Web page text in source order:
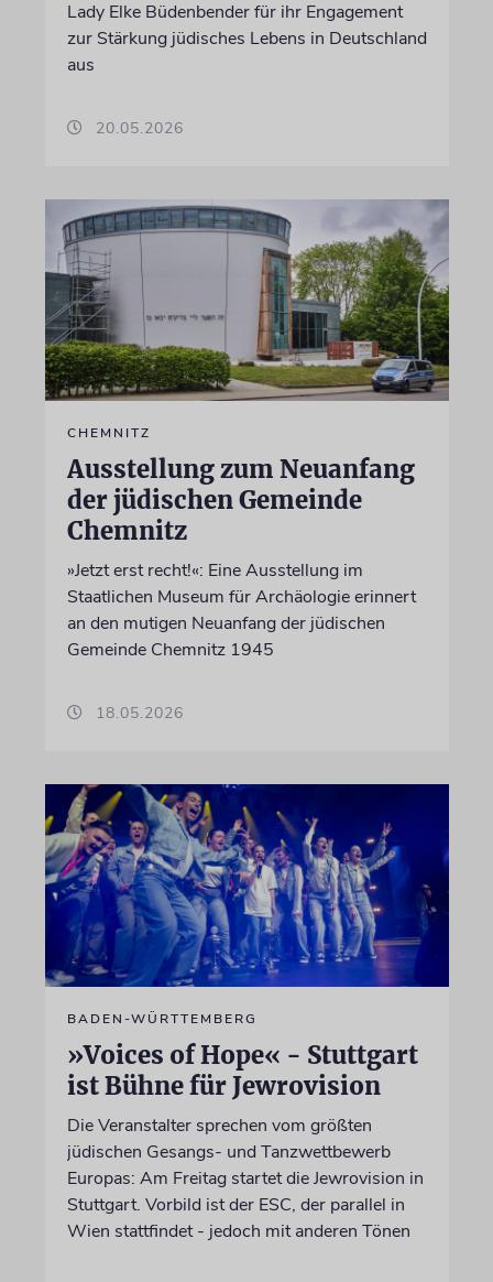
Lady Elke Büdenbender für ihr Engagement
zur Stärkung jüdisches Lebens in Deutschland
aus
20.05.2026
CHEMNITZ
Ausstellung zum Neuanfang
der jüdischen Gemeinde
Chemnitz
»Jetzt erst recht!«: Eine Ausstellung im
Staatlichen Museum für Archäologie erinnert
an den mutigen Neuanfang der jüdischen
Gemeinde Chemnitz 1945
18.05.2026
BADEN-WÜRTTEMBERG
»Voices of Hope« - Stuttgart
ist Bühne für Jewrovision
Die Veranstalter sprechen vom größten
jüdischen Gesangs- und Tanzwettbewerb
Europas: Am Freitag startet die Jewrovision in
Stuttgart. Vorbild ist der ESC, der parallel in
Wien stattfindet - jedoch mit anderen Tönen